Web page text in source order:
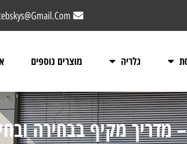
גלריה מוצרים נוספים
מקיף בבחירה